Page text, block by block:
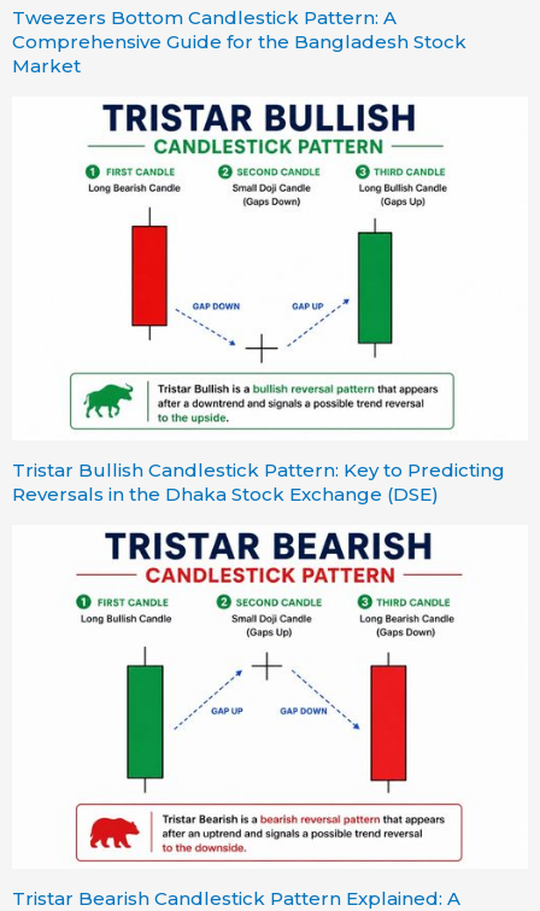
Tweezers Bottom Candlestick Pattern: A
Comprehensive Guide for the Bangladesh Stock
Market
Tristar Bullish Candlestick Pattern: Key to Predicting
Reversals in the Dhaka Stock Exchange (DSE)
Tristar Bearish Candlestick Pattern Explained: A